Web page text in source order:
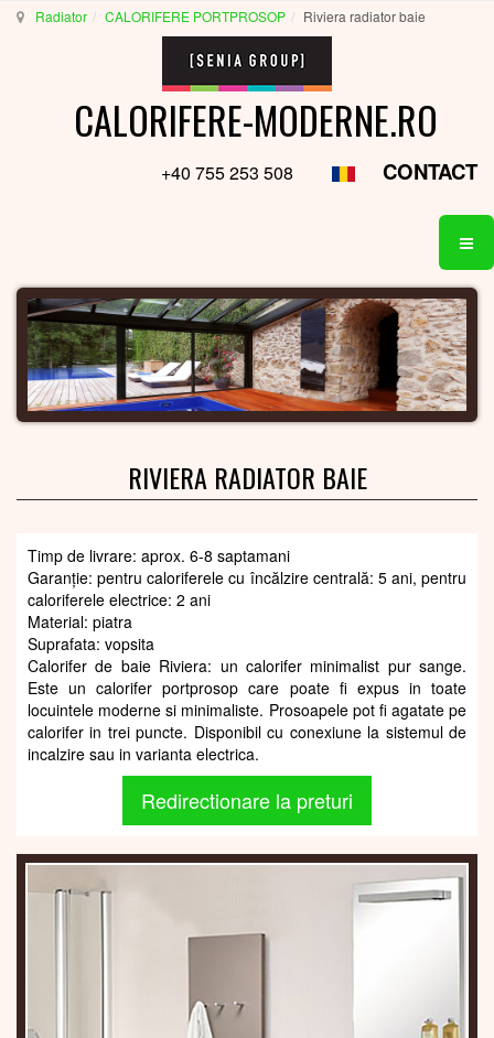
Radiator CALORIFERE PORTPROSOP Riviera radiator baie
CALORIFERE-MODERNE.RO
+40 755 253 508 CONTACT
RIVIERA RADIATOR BAIE
Timp de livrare: aprox. 6-8 saptamani
Garanție: pentru caloriferele cu încălzire centrală: 5 ani, pentru
caloriferele electrice: 2 ani
Material: piatra
Suprafata: vopsita
Calorifer de baie Riviera: un calorifer minimalist pur sange.
Este un calorifer portprosop care poate fi expus in toate
locuintele moderne si minimaliste. Prosoapele pot fi agatate pe
calorifer in trei puncte. Disponibil cu conexiune la sistemul de
incalzire sau in varianta electrica.
Redirectionare la preturi